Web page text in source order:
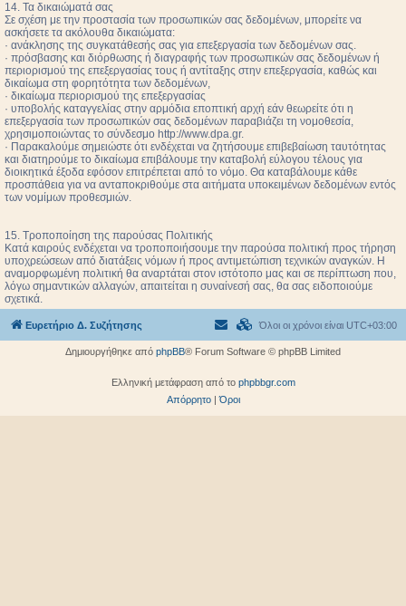
14. Τα δικαιώματά σας
Σε σχέση με την προστασία των προσωπικών σας δεδομένων, μπορείτε να
ασκήσετε τα ακόλουθα δικαιώματα:
· ανάκλησης της συγκατάθεσής σας για επεξεργασία των δεδομένων σας.
· πρόσβασης και διόρθωσης ή διαγραφής των προσωπικών σας δεδομένων ή
περιορισμού της επεξεργασίας τους ή αντίταξης στην επεξεργασία, καθώς και
δικαίωμα στη φορητότητα των δεδομένων,
· δικαίωμα περιορισμού της επεξεργασίας
· υποβολής καταγγελίας στην αρμόδια εποπτική αρχή εάν θεωρείτε ότι η
επεξεργασία των προσωπικών σας δεδομένων παραβιάζει τη νομοθεσία,
χρησιμοποιώντας το σύνδεσμο http://www.dpa.gr.
· Παρακαλούμε σημειώστε ότι ενδέχεται να ζητήσουμε επιβεβαίωση ταυτότητας
και διατηρούμε το δικαίωμα επιβάλουμε την καταβολή εύλογου τέλους για
διοικητικά έξοδα εφόσον επιτρέπεται από το νόμο. Θα καταβάλουμε κάθε
προσπάθεια για να ανταποκριθούμε στα αιτήματα υποκειμένων δεδομένων εντός
των νομίμων προθεσμιών.
15. Τροποποίηση της παρούσας Πολιτικής
Κατά καιρούς ενδέχεται να τροποποιήσουμε την παρούσα πολιτική προς τήρηση
υποχρεώσεων από διατάξεις νόμων ή προς αντιμετώπιση τεχνικών αναγκών. Η
αναμορφωμένη πολιτική θα αναρτάται στον ιστότοπο μας και σε περίπτωση που,
λόγω σημαντικών αλλαγών, απαιτείται η συναίνεσή σας, θα σας ειδοποιούμε
σχετικά.
Ευρετήριο Δ. Συζήτησης Όλοι οι χρόνοι είναι UTC+03:00
Δημιουργήθηκε από phpBB® Forum Software © phpBB Limited
Ελληνική μετάφραση από το phpbbgr.com
Απόρρητο|Όροι